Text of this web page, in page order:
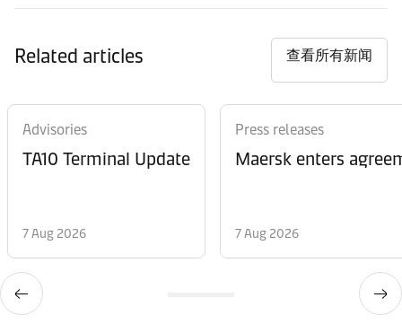
Related articles 查看所有新闻
Advisories
TA10 Terminal Update
7 Aug 2026
Press releases
Maersk enters
7 Aug 2026